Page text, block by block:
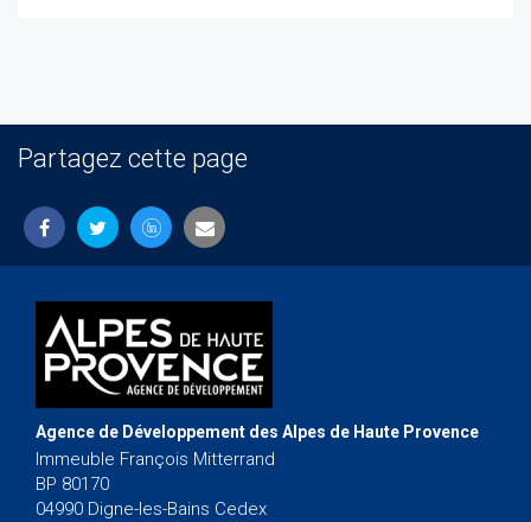
Partagez cette page
Agence de Développement des Alpes de Haute Provence
Immeuble François Mitterrand
BP 80170
04990 Digne-les-Bains Cedex